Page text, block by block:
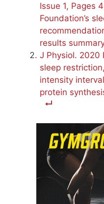
Issue 1, Pages
Foundation’s
results
J Physiol. 2020
sleep
intensity
protein